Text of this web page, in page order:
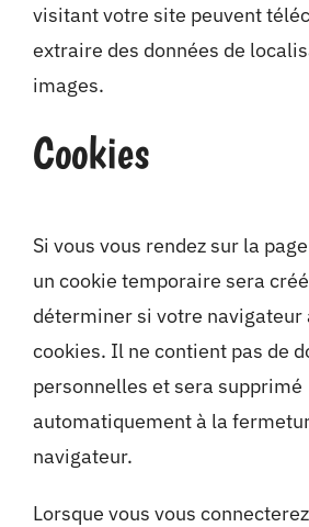
visitant votre site peuvent
extraire des données de
images.
Cookies
Si vous vous rendez sur la
un cookie temporaire sera
déterminer si votre navigateur
cookies. Il ne contient pas de
personnelles et sera supprimé
automatiquement à la
navigateur.
Lorsque vous vous